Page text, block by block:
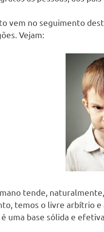
vem no seguimento
Vejam:
tende,
temos o livre arbítrio e
uma base sólida e